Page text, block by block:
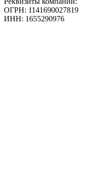
ОГРН: 1141690027819
ИНН: 1655290976